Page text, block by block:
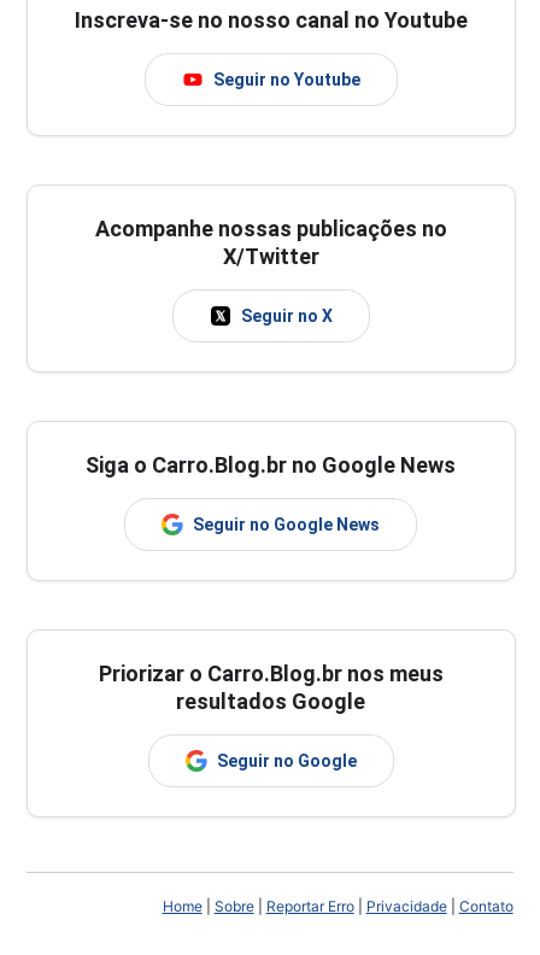
Inscreva-se no nosso canal no Youtube
Seguir no Youtube
Acompanhe nossas publicações no
X/Twitter
Seguir no X
Siga o Carro.Blog.br no Google News
Seguir no Google News
Priorizar o Carro.Blog.br nos meus
resultados Google
Seguir no Google
Home| Sobre| Reportar Erro| Privacidade| Contato